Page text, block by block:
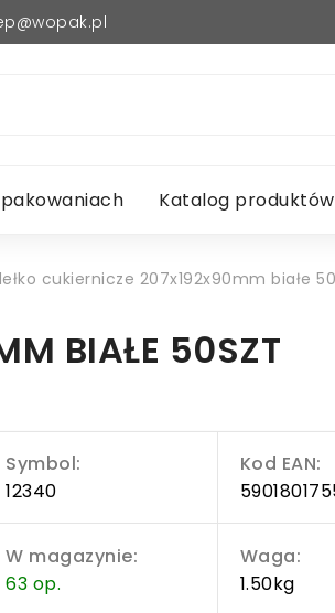
Katalog produktów
cukiernicze 207x192x90mm białe
BIAŁE 50SZT
Symbol:
12340
Kod EAN:
W magazynie:
63 op.
Waga:
1.50kg